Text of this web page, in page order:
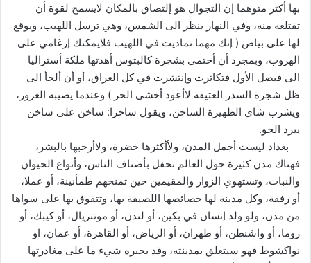
بها أكثر متوهما إن التجوال هو إلتصاق بالمكان لايسمح لقوة أن
تقتلعه منه، وفي النهار ينظر الى الشمس، وهي ترسل اللهيب، ويوقع
لها على بياض ( إنك مهما تماديت في اللهيب فلايمكنك إرغامي على
الهروب، وبمجرد أن أحتمي بشجرة كالبتوس أهدتها ملكة أستراليا
الى فيصل الأول فتكاثرت وإنتشرت في كل العراق، أو أن ألجأ الى
ظل شجرة السدر العتيقة لاأعود أخشى الحر ) وعندما يصيبه الغرور،
ويشرب شاي الظهيرة الساخن، ويقول ساخرا: ساخن على ساخن
يبرد الجو.
بغداد ليست أجمل المدن، ولأأكثرها خضرة، ولاأرحبها بالبشر،
فهناك مدن كثيرة حول العالم تحفل بأصناف الناس، وأنواع الحيوان
والنبات، وتستهوي الزوار والمقيمين حين تمنحهم طمأنينة، أو عملا،
أو رفقة، وكل مدينة لها خصائصها اللصيقة بها، وتتفوق بها على سواها
من مدن، ولو ولد إنسان في بكين، أو لندن، أو مونتريال، أو كيبك، أو
روما، أو واشنطن، أو طهران، أو الرياض، أو القاهرة، أو عمان، او
نواكشوط فهو سيتعلق بمدينته، وقد يجبره شيء ما على مغادرتها